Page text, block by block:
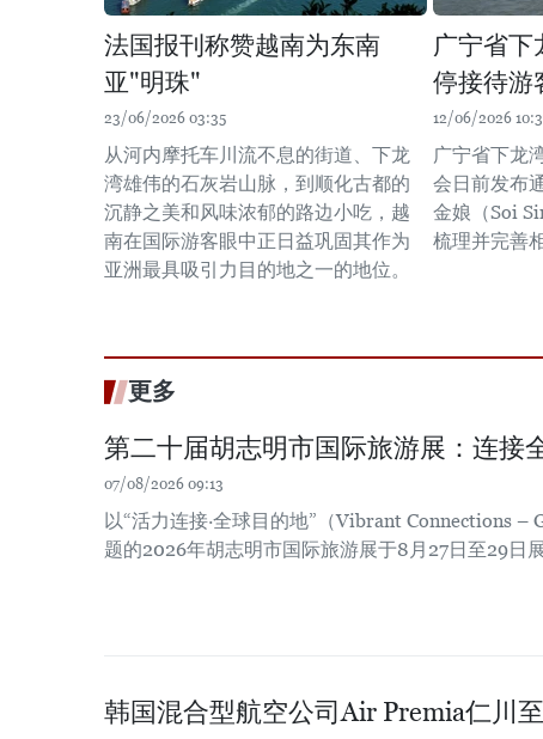
法国报刊称赞越南为东南
亚"明珠"
23/06/2026 03:35
从河内摩托车川流不息的街道、下龙
湾雄伟的石灰岩山脉，到顺化古都的
沉静之美和风味浓郁的路边小吃，越
南在国际游客眼中正日益巩固其作为
亚洲最具吸引力目的地之一的地位。
广宁省下
停接待游
12/06/2026
广宁省下龙
会日前发布
金娘（Soi
梳理并完善
更多
第二十届胡志明市国际旅游展：连接
07/08/2026 09:13
以“活力连接·全球目的地”（Vibrant Connections –
题的2026年胡志明市国际旅游展于8月27日至29日展
韩国混合型航空公司Air Premia仁川